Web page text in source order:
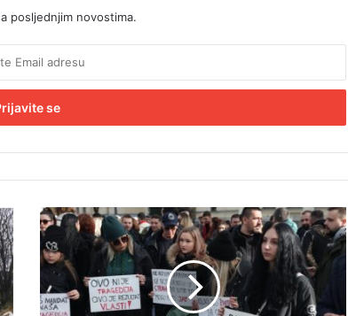
posljednjim novostima.
G
r
a
đ
a
n